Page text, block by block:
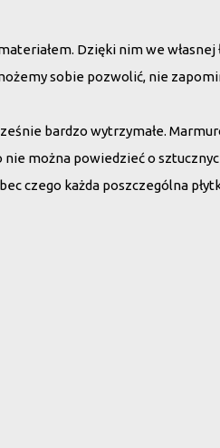
Dzięki nim we własnej
sobie pozwolić, nie
bardzo wytrzymałe.
można powiedzieć o
czego każda poszczególna